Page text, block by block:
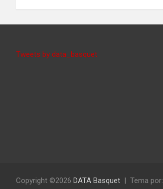
Tweets by data_basquet
Copyright ©2026 DATA Basquet Tema por: